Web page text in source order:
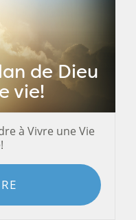
de Dieu
vie!
à Vivre une Vie